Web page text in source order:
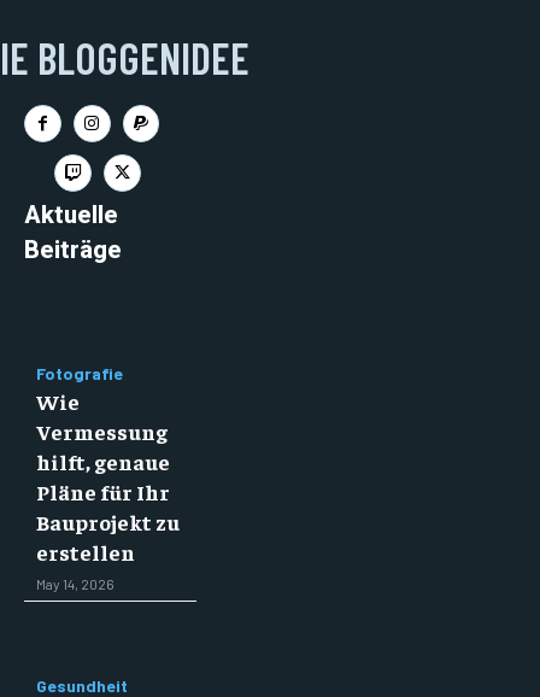
BLOGGENIDEE
Aktuelle
Beiträge
Fotografie
Wie
Vermessung
hilft, genaue
Pläne für Ihr
Bauprojekt zu
erstellen
May 14, 2026
Gesundheit